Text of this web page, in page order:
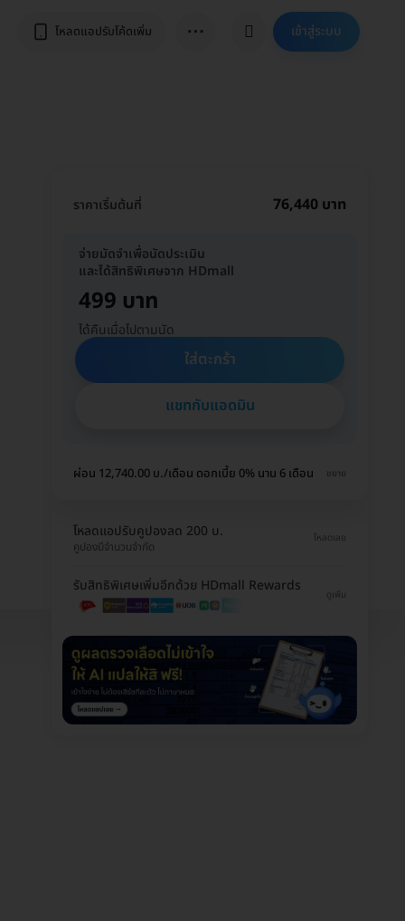
โหลดแอปรับโค้ดเพิ่ม ⋯ เข้าสู่ระบบ
ราคาเริ่มต้นที่ 76,440 บาท
จ่ายมัดจำเพื่อนัดประเมิน
และได้สิทธิพิเศษจาก HDmall
499 บาท
ได้คืนเมื่อไปตามนัด
ใส่ตะกร้า
แชทกับแอดมิน
ผ่อน 12,740.00 บ./เดือน ดอกเบี้ย 0% นาน 6 เดือน ขยาย
โหลดแอปรับคูปองลด 200 บ.
คูปองมีจำนวนจำกัด
โหลดเลย
รับสิทธิพิเศษเพิ่มอีกด้วย HDmall Rewards
ดูเพิ่ม